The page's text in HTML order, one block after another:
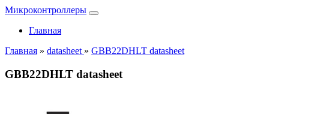
Микроконтроллеры
Главная
Главная » datasheet » GBB22DHLT datasheet
GBB22DHLT datasheet